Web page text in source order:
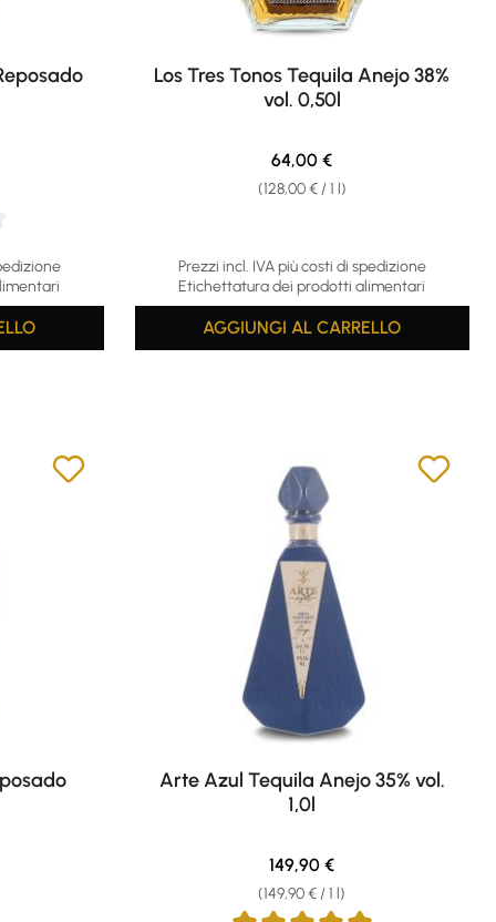
Los Tres Tonos Tequila Anejo 38%
vol. 0,50l
Prezzi incl. IVA più costi di spedizione
Etichettatura dei prodotti alimentari
(128,00 € / 1 l)
Regular price:
64,00 €
AGGIUNGI AL CARRELLO
Arte Azul Tequila Anejo 35% vol.
1,0l
(149,90 € / 1 l)
Regular price:
149,90 €